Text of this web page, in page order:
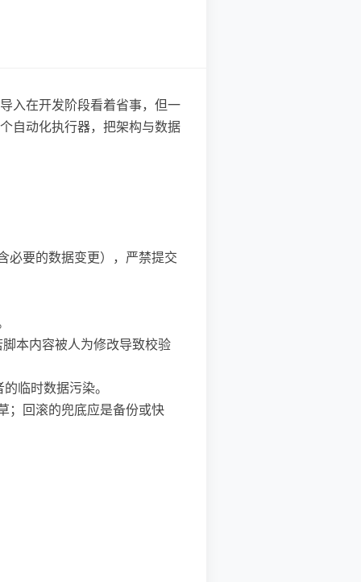
入在开发阶段看着省事，但一
自动化执行器，把架构与数据
必要的数据变更），严禁提交
本内容被人为修改导致校验
临时数据污染。
；回滚的兜底应是备份或快